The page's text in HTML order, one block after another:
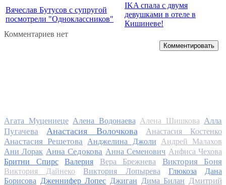
Вячеслав Бутусов с супругой
посмотрели "Одноклассников"
IKA спала с двумя
девушками в отеле в
Кишиневе!
Комментариев нет
Комментировать
Агата Муцениеце Алена Водонаева Алена Шишкова Алла
Пугачева
Анастасия Волочкова Анастасия Костенко
Анастасия Решетова Анджелина Джоли
Андрей Малахов
Ани Лорак Анна Седокова Анна Семенович Анфиса Чехова
Бритни Спирс
Валерия Вера Брежнева Виктория Боня
Виктория Дайнеко Виктория Лопырева Глюкоза
Дана
Борисова Дженнифер Лопес Джиган Дима Билан Дмитрий